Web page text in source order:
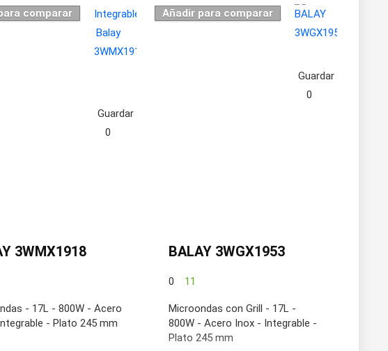
comparar
Guardar
0
3WMX1918
- 17L - 800W - Acero
- Plato 245 mm
Añadir para comparar
Guardar
0
BALAY 3WGX1953
0 11
Microondas con Grill - 17L -
800W - Acero Inox - Integrable -
Plato 245 mm